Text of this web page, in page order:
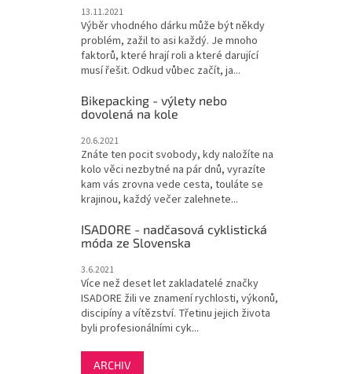
13.11.2021
Výběr vhodného dárku může být někdy
problém, zažil to asi každý. Je mnoho
faktorů, které hrají roli a které darující
musí řešit. Odkud vůbec začít, ja...
Bikepacking - výlety nebo
dovolená na kole
20.6.2021
Znáte ten pocit svobody, kdy naložíte na
kolo věci nezbytné na pár dnů, vyrazíte
kam vás zrovna vede cesta, touláte se
krajinou, každý večer zalehnete...
ISADORE - nadčasová cyklistická
móda ze Slovenska
3.6.2021
Více než deset let zakladatelé značky
ISADORE žili ve znamení rychlosti, výkonů,
discipíny a vítězství. Třetinu jejich života
byli profesionálními cyk...
ARCHIV